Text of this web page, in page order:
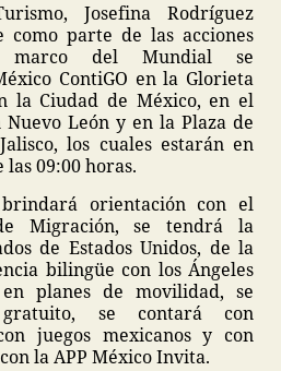
Josefina Rodríguez
como parte de las acciones
del Mundial se
ContiGO en la Glorieta
la Ciudad de México, en el
León y en la Plaza de
los cuales estarán en
09:00 horas.
orientación con el
Migración, se tendrá la
de Estados Unidos, de la
bilingüe con los Ángeles
planes de movilidad, se
se contará con
juegos mexicanos y con
la APP México Invita.